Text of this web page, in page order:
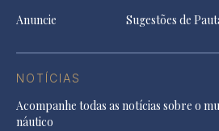
Anuncie
Sugestões de
NOTÍCIAS
Acompanhe todas as notícias sobre o
náutico